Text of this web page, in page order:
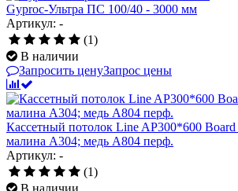
Gyproc-Ультра ПC 100/40 - 3000 мм
Артикул: -
(1)
В наличии
Запросить ценуЗапрос цены
Кассетный потолок Line AP300*600
малина А304; медь А804 перф.
Артикул: -
(1)
В наличии